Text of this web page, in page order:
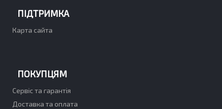
ПІДТРИМКА
Карта сайта
ПОКУПЦЯМ
Сервіс та гарантія
Доставка та оплата